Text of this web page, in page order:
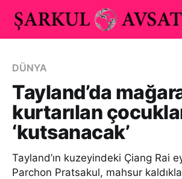
DÜNYA
Tayland’da
kurtarılan
‘kutsanacak’
Tayland’ın kuzeyindeki Çiang Rai
Parchon Pratsakul, mahsur